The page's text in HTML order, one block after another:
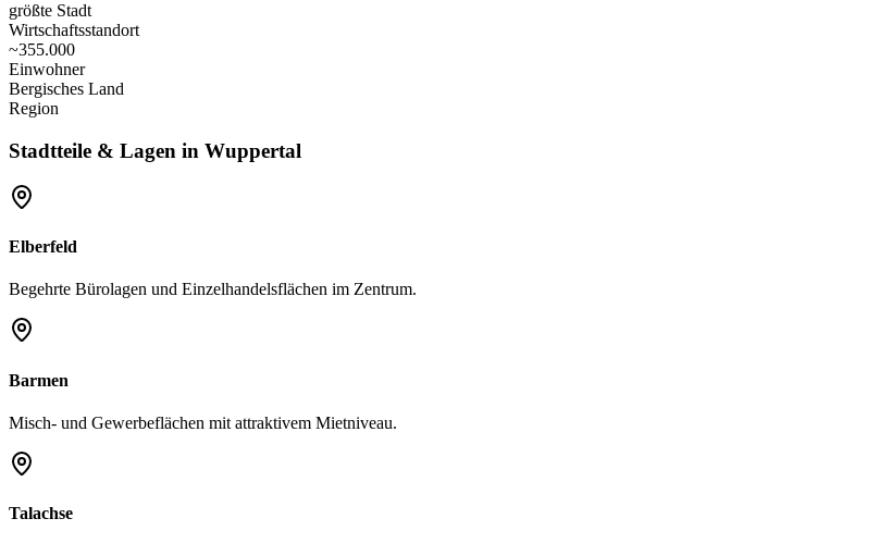
größte Stadt
Wirtschaftsstandort
~355.000
Einwohner
Bergisches Land
Region
Stadtteile & Lagen in Wuppertal
Elberfeld
Begehrte Bürolagen und Einzelhandelsflächen im Zentrum.
Barmen
Misch- und Gewerbeflächen mit attraktivem Mietniveau.
Talachse